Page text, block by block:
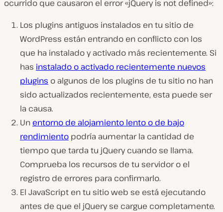
ocurrido que causaron el error «jQuery is not defined»:
Los plugins antiguos instalados en tu sitio de
WordPress están entrando en conflicto con los
que ha instalado y activado más recientemente. Si
has instalado o activado recientemente nuevos
plugins o algunos de los plugins de tu sitio no han
sido actualizados recientemente, esta puede ser
la causa.
Un entorno de alojamiento lento o de bajo
rendimiento podría aumentar la cantidad de
tiempo que tarda tu jQuery cuando se llama.
Comprueba los recursos de tu servidor o el
registro de errores para confirmarlo.
El JavaScript en tu sitio web se está ejecutando
antes de que el jQuery se cargue completamente.